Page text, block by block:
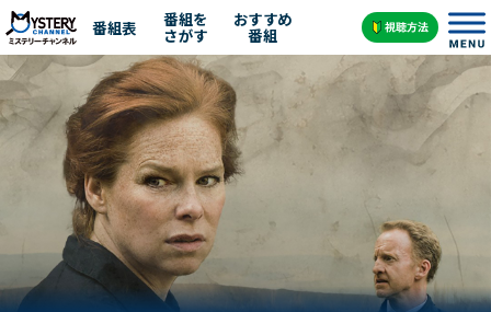
番組表 番組を
さがす
おすすめ
番組